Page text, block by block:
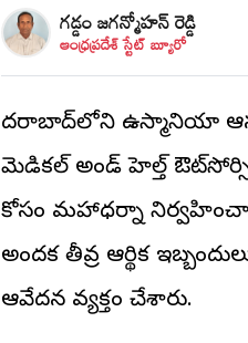
గడ్డం జగన్మోహన్ రెడ్డి
ఆంధ్రప్రదేశ్ స్టేట్ బ్యూరో
హైదరాబాద్‌లోని ఉస్మానియా
మెడికల్ అండ్ హెల్త్
కోసం మహాధర్నా
అందక తీవ్ర ఆర్థిక
ఆవేదన వ్యక్తం చేశారు.